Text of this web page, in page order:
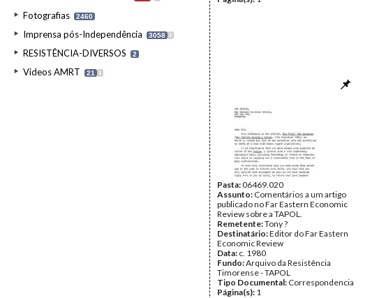
Fotografias 2460
Imprensa pós-Independência 3058 I
RESISTÊNCIA-DIVERSOS 2
Videos AMRT 21 I
Pasta:06469.020
Assunto: Comentários a um artigo
publicado no Far Eastern Economic
Review sobre a TAPOL.
Remetente:Tony ?
Destinatário:Editor do Far Eastern
Economic Review
Data: c. 1980
Fundo:Arquivo da Resistência
Timorense - TAPOL
Tipo Documental: Correspondencia
Página(s): 1